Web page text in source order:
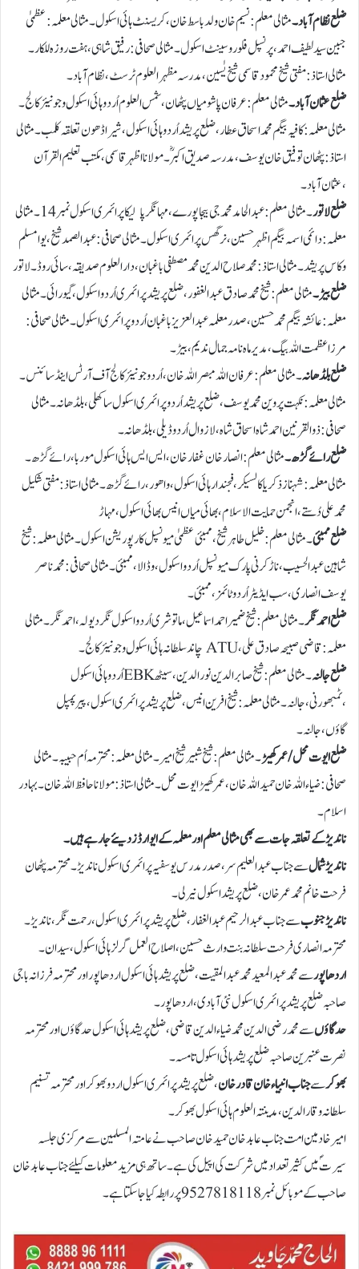
ضلع نظام آباد۔مثالی معلم: نسیم خان ولد باسط خان ،کریسنٹ ہائی اسکول۔ مثالی معلمہ: عظمیٰ
جبین سید لطیف احمد ، پرنسپل فلوروسینٹ اسکول۔ مثالی صحافی: رفیق شاہی ،ہفت روزہ للکار۔
مثالی استاذ: مفتی شیخ محمود قاسمی شیخ یٰسین، مدرسہ مظہر العلوم ٹرسٹ،نظام آباد۔
ضلع عثمان آباد۔مثالی معلم: عرفان پاشو میاں پٹھان ، شمس العلوم اُردو ہائی اسکول وجونیئر کالج ۔
مثالی معلمہ: کافیہ بیگم محمد اسحاق عطار ، ضلع پریشد اُردو ہائی اسکول ،شیراڈھون تعلقہ کلمب ۔ مثالی
استاذ: پٹھان توفیق خان یوسف ، مدرسہ صدیق اکبرؓ ۔ مولانا اظہر قاسمی ،مکتب تعلیم القرآن
،عثمان آباد۔
ضلع لاتور
۔ مثالی معلم: عبدالحامد محمد جی بیجاپورے، مہانگر پالیکاپرائمری اسکول نمبر 14۔ مثالی
معلمہ: دائمی اسمہ بیگم اظہر حسین ،نرگس پرائمری اسکول ۔مثالی صحافی: عبدالصمد شیخ، یوا مسلم
وکاس پریشد۔ مثالی استاذ: محمد صلاح الدین محمدمصطفی باغبان ،دارالعلوم صدیقہ ،سائی روڈ۔لاتور
ضلع بیڑ۔مثالی معلم: شیخ محمدصادق عبدالغفور، ضلع پریشد پرائمری اُردو اسکول، گیورائی ۔ مثالی
معلمہ: عائشہ بیگم محمد حسین ، صدرمعلمہ عبدالعزیز باغبان اُردو پرائمری اسکول۔ مثالی صحافی:
مرزا عظمت اللہ بیگ ،مدیر ماہ نامہ جمال ندیم،بیڑ۔
ضلع بلڈھانہ۔ مثالی معلم : عرفان اللہ مبصر اللہ خان ،اُردو جونیئر کالج آف آرٹس اینڈ سائنس۔
مثالی معلمہ: نکہت پروین محمدیوسف، ضلع پریشد اُردوپرائمری اسکول ساکھلی،بلڈھانہ۔ مثالی
صحافی: ذوالقرنین احمد شاہ اسحاق شاہ،لازوال اُردوڈیلی، بلڈھانہ ۔
ضلع رائے گڑھ۔مثالی معلم : انصارخان غفارخان ، ایس ایس ہائی اسکول موربا،رائے گڑھ۔
مثالی معلمہ: شہناز ذکریا کالسیکر، فجندار ہائی اسکول ،واھور،رائے گڑھ۔مثالی استاذ: مفتی شکیل
محمد علی دُستے، انجمن حمایت الاسلام ،بھائی میاں انیس بھائی اسکول ،مہاڑ
ضلع ممبئی۔ مثالی معلم: خلیل طاہر شیخ ، ممبئی عظمیٰ میونسپل کارپوریشن اسکول۔ مثالی معلمہ: شیخ
شاہین عبدالحسیب، ناڑکرنی پارک میونسپل اُردو اسکول ،وڈالا،ممبئی۔مثالی صحافی: محمدناصر
یوسف انصاری ، سب ایڈیٹر اُردو ٹائمز،ممبئی۔
ضلع احمد نگر۔ مثالی معلم: شیخ ضمیر احمد اسماعیل ،ماتو شری اُردو اسکول نگردیولہ،احمدنگر۔ مثالی
معلمہ: قاضی صبیحہ صادق علی ، ATU چاند سلطانہ ہائی اسکول وجونیئرکالج۔
ضلع جالنہ
۔ مثالی معلم: شیخ صابر الدین نورالدین ، سیٹھ EBKاُردو ہائی اسکول
،ٹمبھورنی،جالنہ۔ مثالی معلمہ: شیخ افرین انیس، ضلع پریشد پرائمری اسکول ،پیر پمپل
گاؤں،جالنہ۔
ضلع ایوت محل/عمر کھیڑ۔مثالی معلم: شیخ شبیر شیخ امیر ۔ مثالی معلمہ: محترمہ اُم حبیبہ۔ مثالی
صحافی: ضیاء اللہ خان حمیداللہ خان ،عمر کھیڑ ایوت محل۔ مثالی استاذ: مولانا حافظ اللہ خان ۔ بہادر
اسلام۔
ناندیڑ کے تعلقہ جات سے بھی مثالی معلم اور معلمہ کے ایوارڈز دیئے جارہے ہیں۔
ناندیڑ شمالسے جناب عبدالعلیم سر،صدرمدرس یوسفیہ پرائمری اسکول ناندیڑ۔ محترمہ پٹھان
فرحت خانم محمد عمرخان ،ضلع پریشد اسکول نیرلی۔
ناندیڑجنوبسے جناب عبدالرحیم عبدالغفار ،ضلع پریشد پرائمری اسکول، رحمت نگر،ناندیڑ۔
محترمہ انصاری فرحت سلطانہ بنت وارث حسین ، اصلاح العمل گرلز ہائی اسکول،سیدان۔
اردھاپورسے محمد عبدالمعید محمدعبدالمقیت ،ضلع پریشد ہائی اسکول اردھاپور اور محترمہ فرزانہ باجی
صاحبہ ضلع پریشد پرائمری اسکول نئی آبادی، اردھاپور۔
حدگاؤںسے محمد رضی الدین محمدضیاء الدین قاضی، ضلع پریشد ہائی اسکول حدگاؤں اور محترمہ
نصرت عنبرین صاحبہ ضلع پریشد ہائی اسکول تامسہ۔
بھوکرسےجناب انبیاء خان قادرخان،ضلع پریشد پرائمری اسکول اردوبھوکر اور محترمہ تسنیم
سلطانہ وقارالدین ،مدینتہ العلوم ہائی اسکول بھوکر۔
امیر خادمین امت جناب عابدخان حمیدخان صاحب نے عامتہ المسلمین سے مرکزی جلسہ
سیرت ؐ میں کثیرتعداد میں شرکت کی اپیل کی ہے ۔ساتھ ہی مزید معلومات کیلئے جناب عابد خان
صاحب کے موبائل نمبر9527818118 پررابطہ کیاجاسکتاہے۔